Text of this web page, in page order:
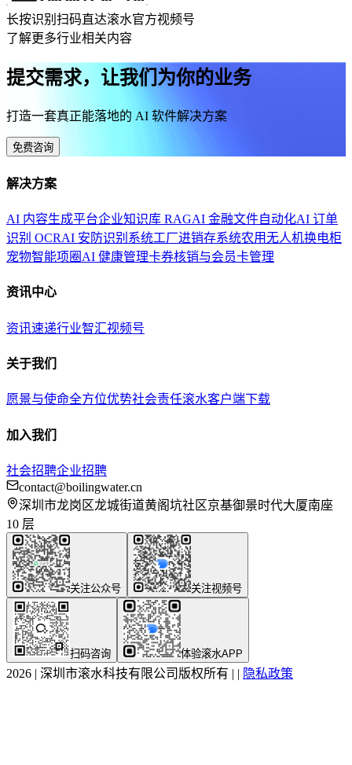
长按识别扫码直达滚水官方视频号
了解更多行业相关内容
提交需求，让我们为你的业务
打造一套真正能落地的 AI 软件解决方案
免费咨询
解决方案
AI 内容生成平台企业知识库 RAGAI 金融文件自动化AI 订单
识别 OCRAI 安防识别系统工厂进销存系统农用无人机换电柜
宠物智能项圈 AI 健康管理卡券核销与会员卡管理
资讯中心
资讯速递行业智汇视频号
关于我们
愿景与使命全方位优势社会责任滚水客户端下载
加入我们
社会招聘企业招聘
contact@boilingwater.cn
深圳市龙岗区龙城街道黄阁坑社区京基御景时代大厦南座
10 层
关注公众号 关注视频号
扫码咨询 体验滚水APP
2026 | 深圳市滚水科技有限公司版权所有 | | 隐私政策